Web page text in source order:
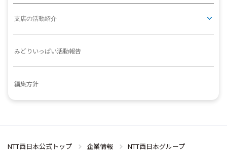
支店の活動紹介
みどりいっぱい活動報告
編集方針
NTT西日本公式トップ 企業情報
NTT西日本グループ